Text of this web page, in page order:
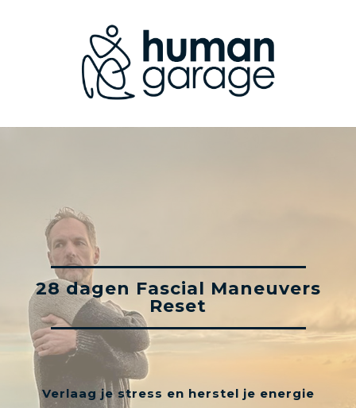
28 dagen Fascial Maneuvers
Reset
Verlaag je stress en herstel je energie